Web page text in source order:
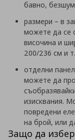
бавно,
размери – в
можете да се
височина и
200/236 см и
отделни
можете да
изисквания.
повредени
на брой, или
Защо да